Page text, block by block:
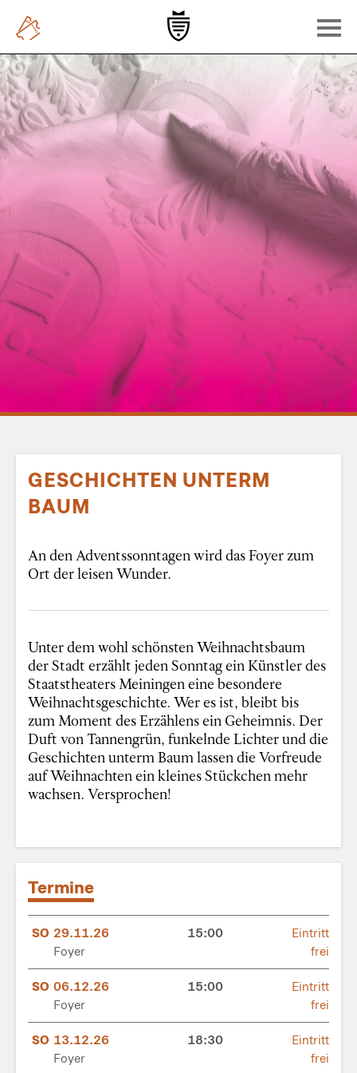
GESCHICHTEN UNTERM
BAUM
An den Adventssonntagen wird das Foyer zum
Ort der leisen Wunder.
Unter dem wohl schönsten Weihnachtsbaum
der Stadt erzählt jeden Sonntag ein Künstler des
Staatstheaters Meiningen eine besondere
Weihnachtsgeschichte. Wer es ist, bleibt bis
zum Moment des Erzählens ein Geheimnis. Der
Duft von Tannengrün, funkelnde Lichter und die
Geschichten unterm Baum lassen die Vorfreude
auf Weihnachten ein kleines Stückchen mehr
wachsen. Versprochen!
Termine
SO 29.11.26
15:00
Foyer
Eintritt
frei
SO 06.12.26
15:00
Foyer
Eintritt
frei
SO 13.12.26
18:30
Foyer
Eintritt
frei